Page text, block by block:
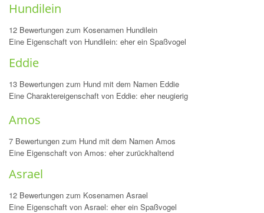
Hundilein
12 Bewertungen zum Kosenamen Hundilein
Eine Eigenschaft von Hundilein: eher ein Spaßvogel
Eddie
13 Bewertungen zum Hund mit dem Namen Eddie
Eine Charaktereigenschaft von Eddie: eher neugierig
Amos
7 Bewertungen zum Hund mit dem Namen Amos
Eine Eigenschaft von Amos: eher zurückhaltend
Asrael
12 Bewertungen zum Kosenamen Asrael
Eine Eigenschaft von Asrael: eher ein Spaßvogel